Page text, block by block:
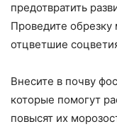
предотвратить
Проведите обрезку
отцветшие
Внесите в почву
которые помогут
повысят их